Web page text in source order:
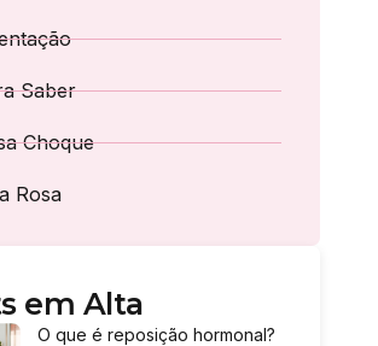
Saber
Choque
Rosa
em Alta
O que é reposição hormonal?